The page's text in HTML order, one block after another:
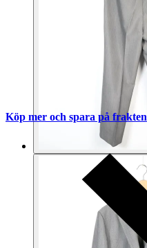
Köp mer och spara på frakten